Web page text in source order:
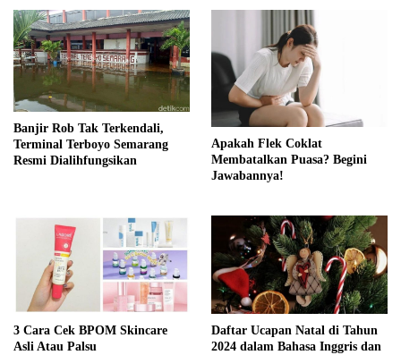
Banjir Rob Tak Terkendali,
Terminal Terboyo Semarang
Resmi Dialihfungsikan
Apakah Flek Coklat
Membatalkan Puasa? Begini
Jawabannya!
3 Cara Cek BPOM Skincare
Asli Atau Palsu
Daftar Ucapan Natal di Tahun
2024 dalam Bahasa Inggris dan